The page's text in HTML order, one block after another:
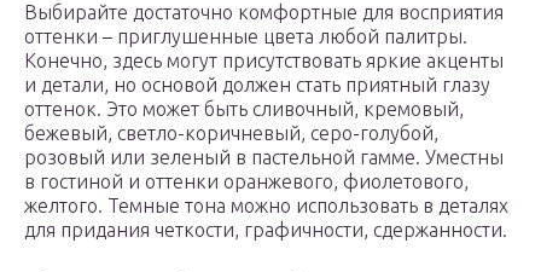
Выбирайте достаточно комфортные для восприятия
оттенки – приглушенные цвета любой палитры.
Конечно, здесь могут присутствовать яркие акценты
и детали, но основой должен стать приятный глазу
оттенок. Это может быть сливочный, кремовый,
бежевый, светло-коричневый, серо-голубой,
розовый или зеленый в пастельной гамме. Уместны
в гостиной и оттенки оранжевого, фиолетового,
желтого. Темные тона можно использовать в деталях
для придания четкости, графичности, сдержанности.